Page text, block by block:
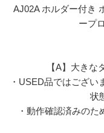
AJ02A ホルダー付き
ープ
【A】大きな
・USED品ではござい
状
・動作確認済みの